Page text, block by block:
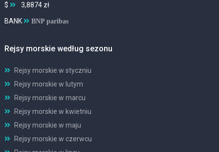
$
3,8874 zł
BANK BNP paribas
Rejsy morskie według sezonu
Rejsy morskie w styczniu
Rejsy morskie w lutym
Rejsy morskie w marcu
Rejsy morskie w kwietniu
Rejsy morskie w maju
Rejsy morskie w czerwcu